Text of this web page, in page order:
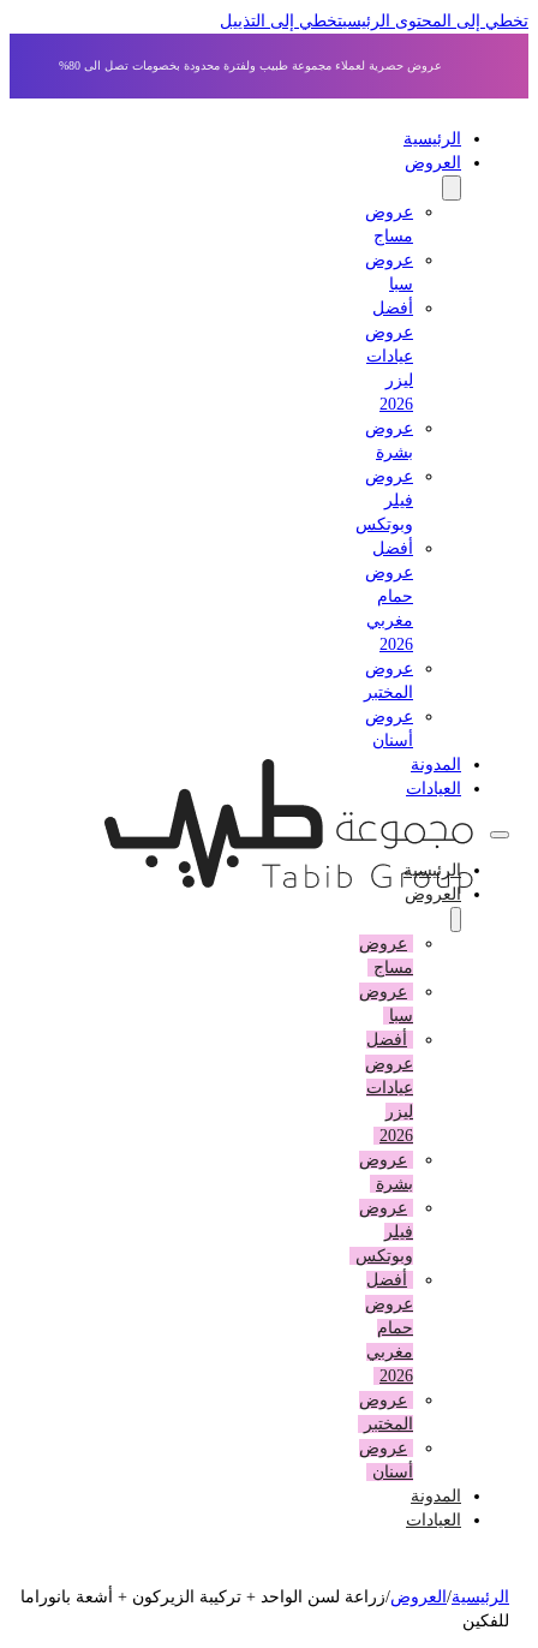
إلى المحتوى الرئيسي تخطي إلى التذييل
عروض حصرية لعملاء مجموعة طبيب ولفترة محدودة بخصومات تصل الى 80%
الرئيسية
العروض
عروض
مساج
عروض
أفضل
عروض
عيادات
عروض
بشرة
عروض
وبوتكس
أفضل
عروض
حمام
مغربي
عروض
المختبر
عروض
أسنان
المدونة
العيادات
الرئيسية
العروض
عروض
مساج
عروض
أفضل
عروض
عيادات
عروض
بشرة
عروض
وبوتكس
أفضل
عروض
حمام
مغربي
عروض
المختبر
عروض
أسنان
المدونة
العيادات
/العروض زراعة لسن الواحد + تركيبة الزيركون + أشعة بانوراما